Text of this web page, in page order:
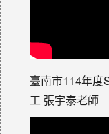
臺南市114年度
工 張宇泰老師